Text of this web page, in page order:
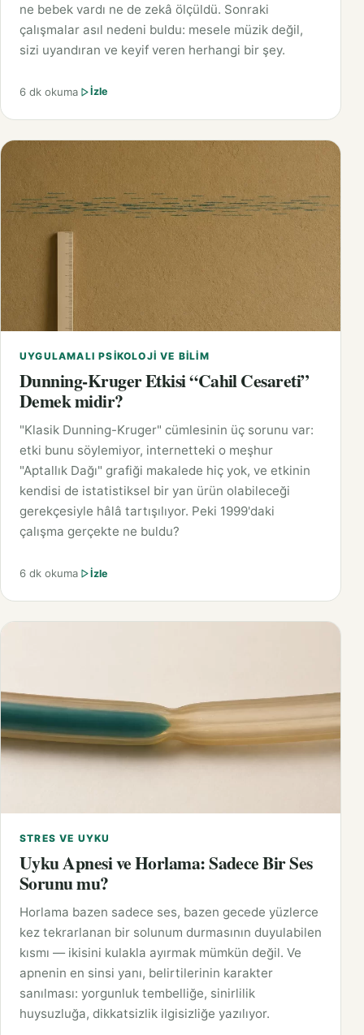
ne bebek vardı ne de zekâ ölçüldü. Sonraki
çalışmalar asıl nedeni buldu: mesele müzik değil,
sizi uyandıran ve keyif veren herhangi bir şey.
6 dk okuma İzle
UYGULAMALI PSIKOLOJI VE BILIM
Dunning-Kruger Etkisi “Cahil Cesareti”
Demek midir?
"Klasik Dunning-Kruger" cümlesinin üç sorunu var:
etki bunu söylemiyor, internetteki o meşhur
"Aptallık Dağı" grafiği makalede hiç yok, ve etkinin
kendisi de istatistiksel bir yan ürün olabileceği
gerekçesiyle hâlâ tartışılıyor. Peki 1999'daki
çalışma gerçekte ne buldu?
6 dk okuma İzle
STRES VE UYKU
Uyku Apnesi ve Horlama: Sadece Bir Ses
Sorunu mu?
Horlama bazen sadece ses, bazen gecede yüzlerce
kez tekrarlanan bir solunum durmasının duyulabilen
kısmı — ikisini kulakla ayırmak mümkün değil. Ve
apnenin en sinsi yanı, belirtilerinin karakter
sanılması: yorgunluk tembelliğe, sinirlilik
huysuzluğa, dikkatsizlik ilgisizliğe yazılıyor.